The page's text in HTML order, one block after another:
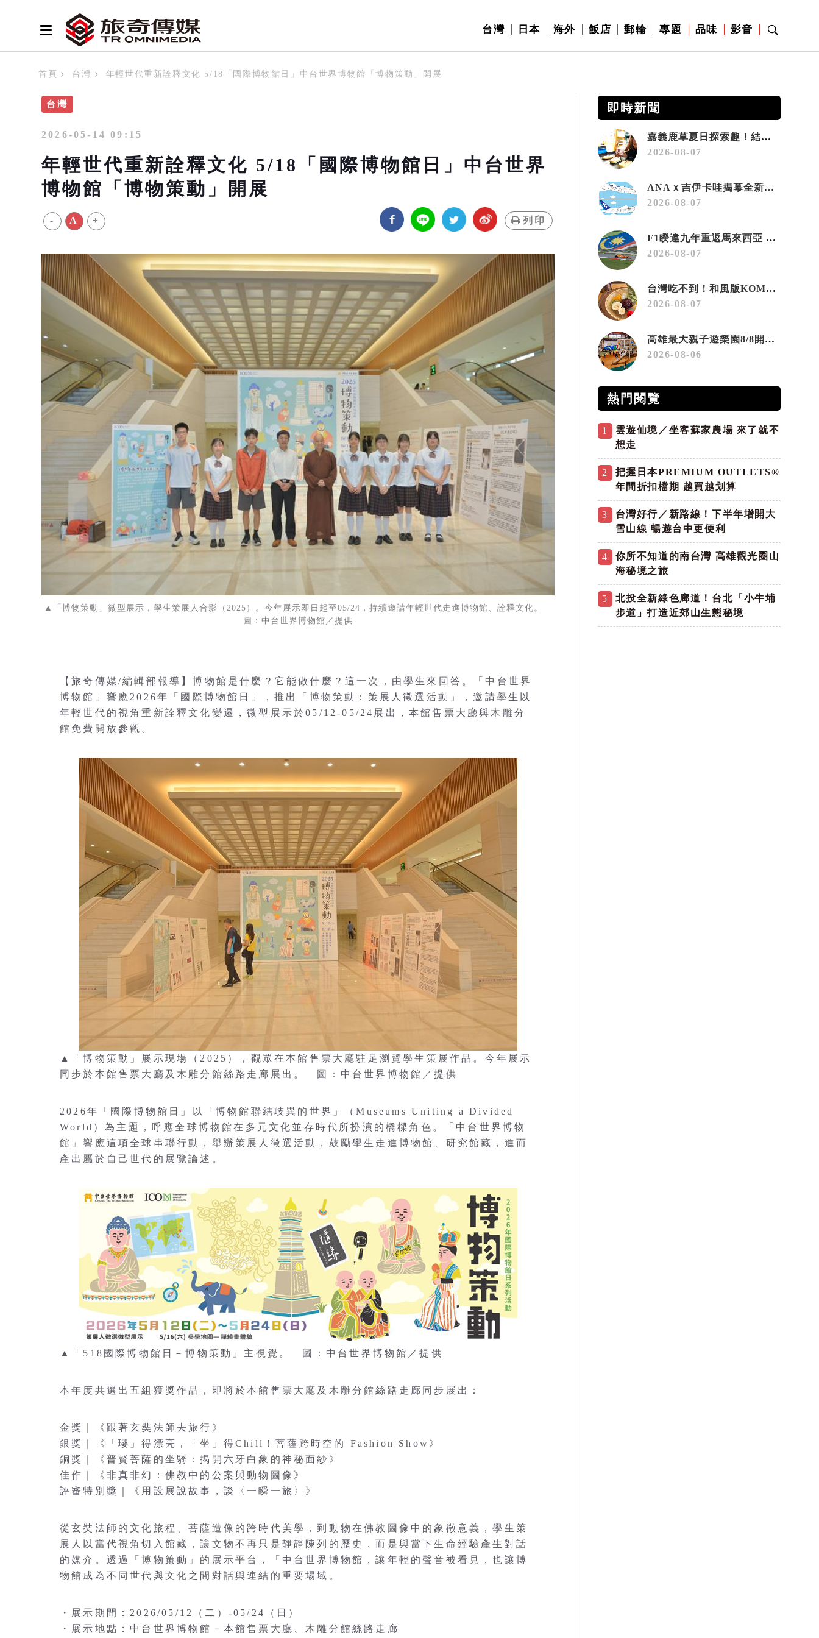
台灣 日本 海外 飯店 郵輪 專題 品味 影音
首頁 台灣 年輕世代重新詮釋文化 5/18「國際博物館日」中台世界博物館「博物策動」開展
台灣
2026-05-14 09:15
年輕世代重新詮釋文化 5/18「國際博物館日」中台世界
博物館「博物策動」開展
- A + 列印
▲「博物策動」微型展示，學生策展人合影（2025）。今年展示即日起至05/24，持續邀請年輕世代走進博物館、詮釋文化。
圖：中台世界博物館／提供
【旅奇傳媒/編輯部報導】博物館是什麼？它能做什麼？這一次，由學生來回答。「中台世界
博物館」響應2026年「國際博物館日」，推出「博物策動：策展人徵選活動」，邀請學生以
年輕世代的視角重新詮釋文化變遷，微型展示於05/12-05/24展出，本館售票大廳與木雕分
館免費開放參觀。
▲「博物策動」展示現場（2025），觀眾在本館售票大廳駐足瀏覽學生策展作品。今年展示
同步於本館售票大廳及木雕分館絲路走廊展出。 圖：中台世界博物館／提供
2026年「國際博物館日」以「博物館聯結歧異的世界」（Museums Uniting a Divided
World）為主題，呼應全球博物館在多元文化並存時代所扮演的橋樑角色。「中台世界博物
館」響應這項全球串聯行動，舉辦策展人徵選活動，鼓勵學生走進博物館、研究館藏，進而
產出屬於自己世代的展覽論述。
▲「518國際博物館日－博物策動」主視覺。 圖：中台世界博物館／提供
本年度共選出五組獲獎作品，即將於本館售票大廳及木雕分館絲路走廊同步展出：
金獎｜《跟著玄奘法師去旅行》
銀獎｜《「瓔」得漂亮，「坐」得Chill！菩薩跨時空的 Fashion Show》
銅獎｜《普賢菩薩的坐騎：揭開六牙白象的神秘面紗》
佳作｜《非真非幻：佛教中的公案與動物圖像》
評審特別獎｜《用設展說故事，談〈一瞬一旅〉》
從玄奘法師的文化旅程、菩薩造像的跨時代美學，到動物在佛教圖像中的象徵意義，學生策
展人以當代視角切入館藏，讓文物不再只是靜靜陳列的歷史，而是與當下生命經驗產生對話
的媒介。透過「博物策動」的展示平台，「中台世界博物館，讓年輕的聲音被看見，也讓博
物館成為不同世代與文化之間對話與連結的重要場域。
・展示期間：2026/05/12（二）-05/24（日）
・展示地點：中台世界博物館－本館售票大廳、木雕分館絲路走廊
即時新聞
嘉義鹿草夏日探索趣！結合科學、農場與自然的親子小旅行
2026-08-07
ANAｘ吉伊卡哇揭幕全新彩繪機「Chiikawa JET」
2026-08-07
F1睽違九年重返馬來西亞 三大國際賽事打造10月運動旅遊熱潮 賽車、自行車、路跑同週登場
2026-08-07
台灣吃不到！和風版KOMEDA咖啡讓你吃遍名古屋在地美食
2026-08-07
高雄最大親子遊樂園8/8開幕！30項設施免費玩、YOYO家族嗨翻暑假
2026-08-06
熱門閱覽
1
雲遊仙境／坐客蘇家農場 來了就不
想走
2
把握日本PREMIUM OUTLETS®
年間折扣檔期 越買越划算
3
台灣好行／新路線！下半年增開大
雪山線 暢遊台中更便利
4
你所不知道的南台灣 高雄觀光圈山
海秘境之旅
5
北投全新綠色廊道！台北「小牛埔
步道」打造近郊山生態秘境